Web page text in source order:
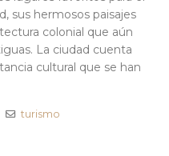
sus hermosos paisajes
colonial que aún
La ciudad cuenta
cultural que se han
turismo